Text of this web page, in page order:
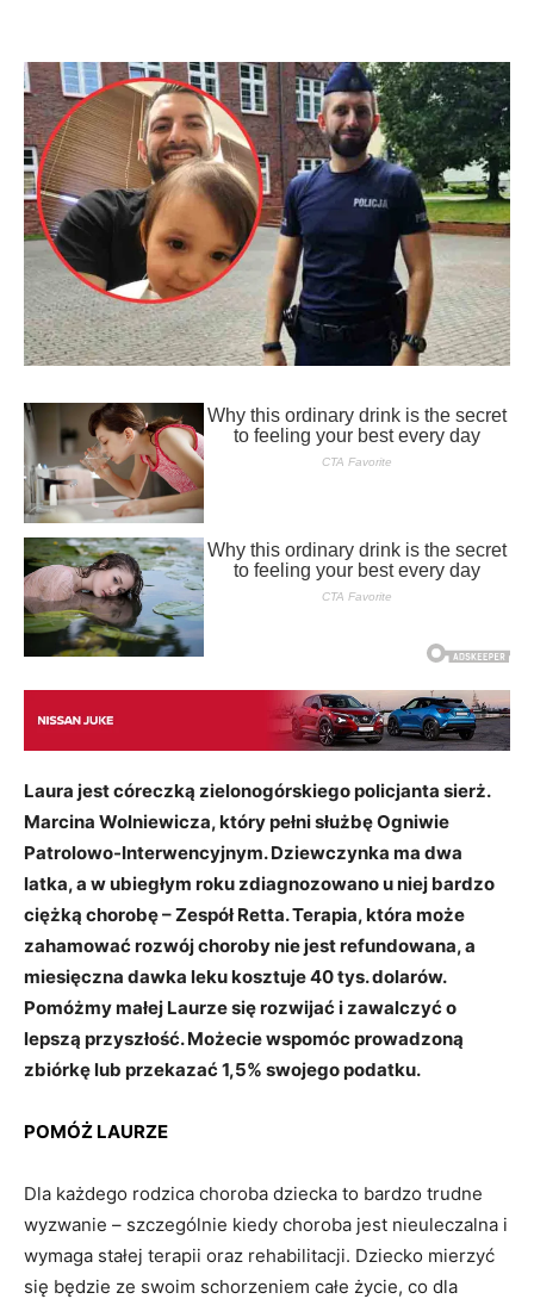
Laura jest córeczką zielonogórskiego policjanta sierż.
Marcina Wolniewicza, który pełni służbę Ogniwie
Patrolowo-Interwencyjnym. Dziewczynka ma dwa
latka, a w ubiegłym roku zdiagnozowano u niej bardzo
ciężką chorobę – Zespół Retta. Terapia, która może
zahamować rozwój choroby nie jest refundowana, a
miesięczna dawka leku kosztuje 40 tys. dolarów.
Pomóżmy małej Laurze się rozwijać i zawalczyć o
lepszą przyszłość. Możecie wspomóc prowadzoną
zbiórkę lub przekazać 1,5% swojego podatku.
POMÓŻ LAURZE
Dla każdego rodzica choroba dziecka to bardzo trudne
wyzwanie – szczególnie kiedy choroba jest nieuleczalna i
wymaga stałej terapii oraz rehabilitacji. Dziecko mierzyć
się będzie ze swoim schorzeniem całe życie, co dla